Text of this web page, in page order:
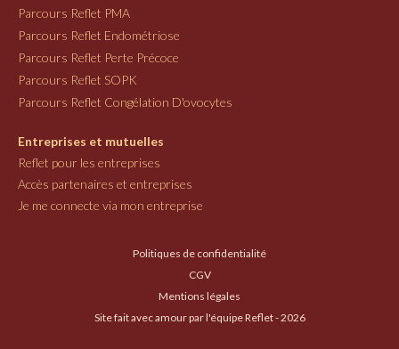
Parcours Reflet PMA
Parcours Reflet Endométriose
Parcours Reflet Perte Précoce
Parcours Reflet SOPK
Parcours Reflet Congélation D'ovocytes
Entreprises et mutuelles
Reflet pour les entreprises
Accès partenaires et entreprises
Je me connecte via mon entreprise
Politiques de confidentialité
CGV
Mentions légales
Site fait avec amour par l'équipe Reflet - 2026